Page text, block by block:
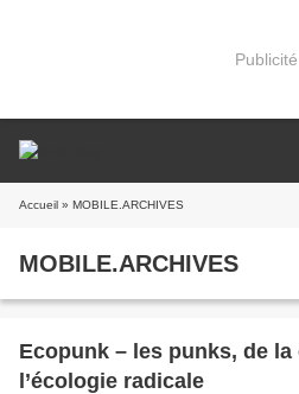
Publicité
Accueil » MOBILE.ARCHIVES
MOBILE.ARCHIVES
Ecopunk – les punks, de la
l’écologie radicale